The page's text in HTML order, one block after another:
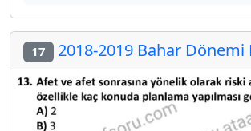
17 2018-2019 Bahar Dönemi